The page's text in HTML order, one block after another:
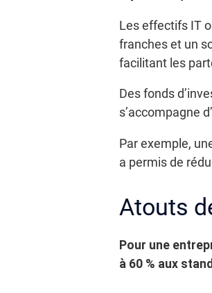
Les effectifs IT
franches et un
facilitant les
Des fonds
s’accompagne
Par exemple,
a permis de
Atouts
Pour une
à 60 % aux